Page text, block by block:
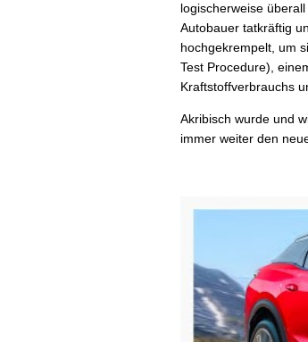
logischerweise
Autobauer tatkräftig
hochgekrempelt, um
Test Procedure),
Kraftstoffverbrauchs
Akribisch wurde und
immer weiter den